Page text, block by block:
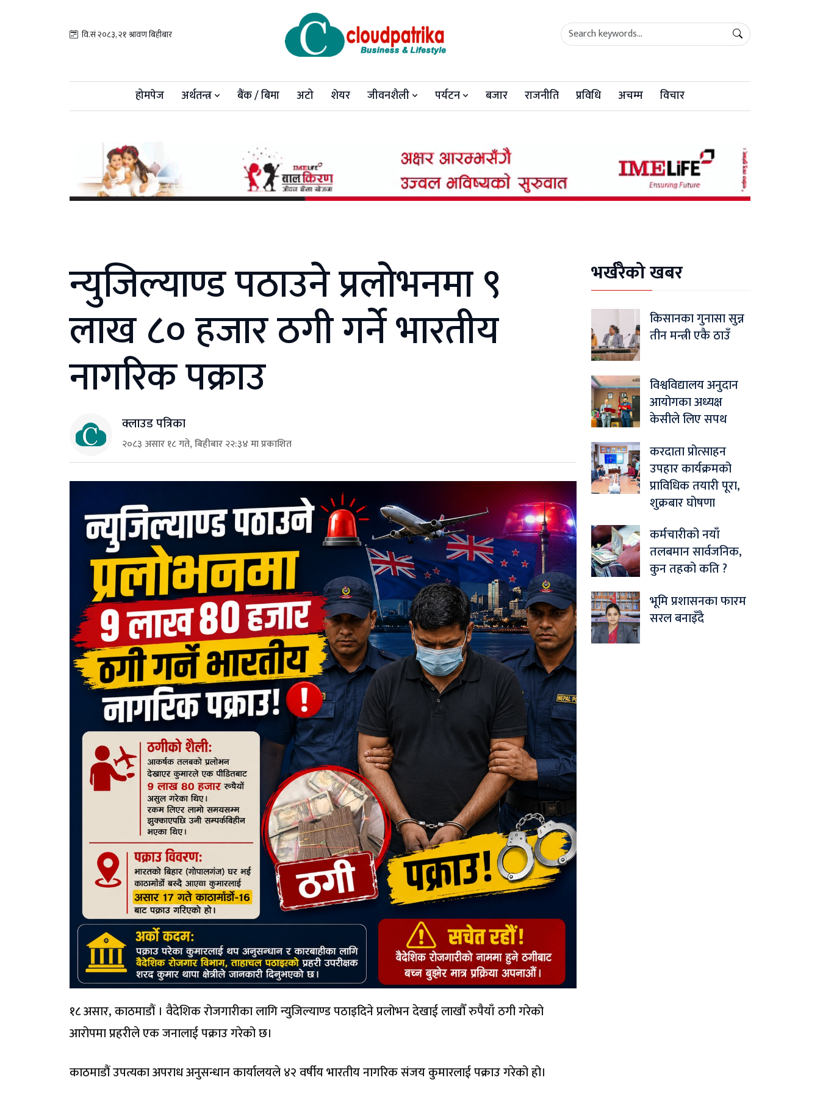
वि.सं २०८३, २१ श्रावण बिहीबार
होमपेज अर्थतन्त्र बैंक / बिमा अटो शेयर जीवनशैली पर्यटन बजार राजनीति प्रविधि अचम्म विचार
न्युजिल्याण्ड पठाउने प्रलोभनमा ९
लाख ८० हजार ठगी गर्ने भारतीय
नागरिक पक्राउ
क्लाउड पत्रिका
२०८३ असार १८ गते, बिहीबार २२:३४ मा प्रकाशित
१८ असार, काठमाडौं । वैदेशिक रोजगारीका लागि न्युजिल्याण्ड पठाइदिने प्रलोभन देखाई लाखौँ रुपैयाँ ठगी गरेको
आरोपमा प्रहरीले एक जनालाई पक्राउ गरेको छ।
काठमाडौं उपत्यका अपराध अनुसन्धान कार्यालयले ४२ वर्षीय भारतीय नागरिक संजय कुमारलाई पक्राउ गरेको हो।
भर्खरैको खबर
किसानका गुनासा सुन्न
तीन मन्त्री एकै ठाउँ
विश्वविद्यालय अनुदान
आयोगका अध्यक्ष
केसीले लिए सपथ
करदाता प्रोत्साहन
उपहार कार्यक्रमको
प्राविधिक तयारी पूरा,
शुक्रबार घोषणा
कर्मचारीको नयाँ
तलबमान सार्वजनिक,
कुन तहको कति ?
भूमि प्रशासनका फारम
सरल बनाइँदै